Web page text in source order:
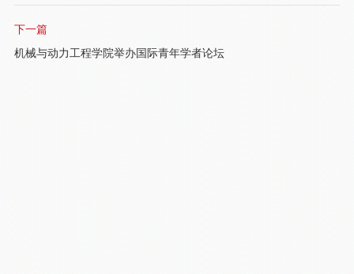
下一篇
机械与动力工程学院举办国际青年学者论坛